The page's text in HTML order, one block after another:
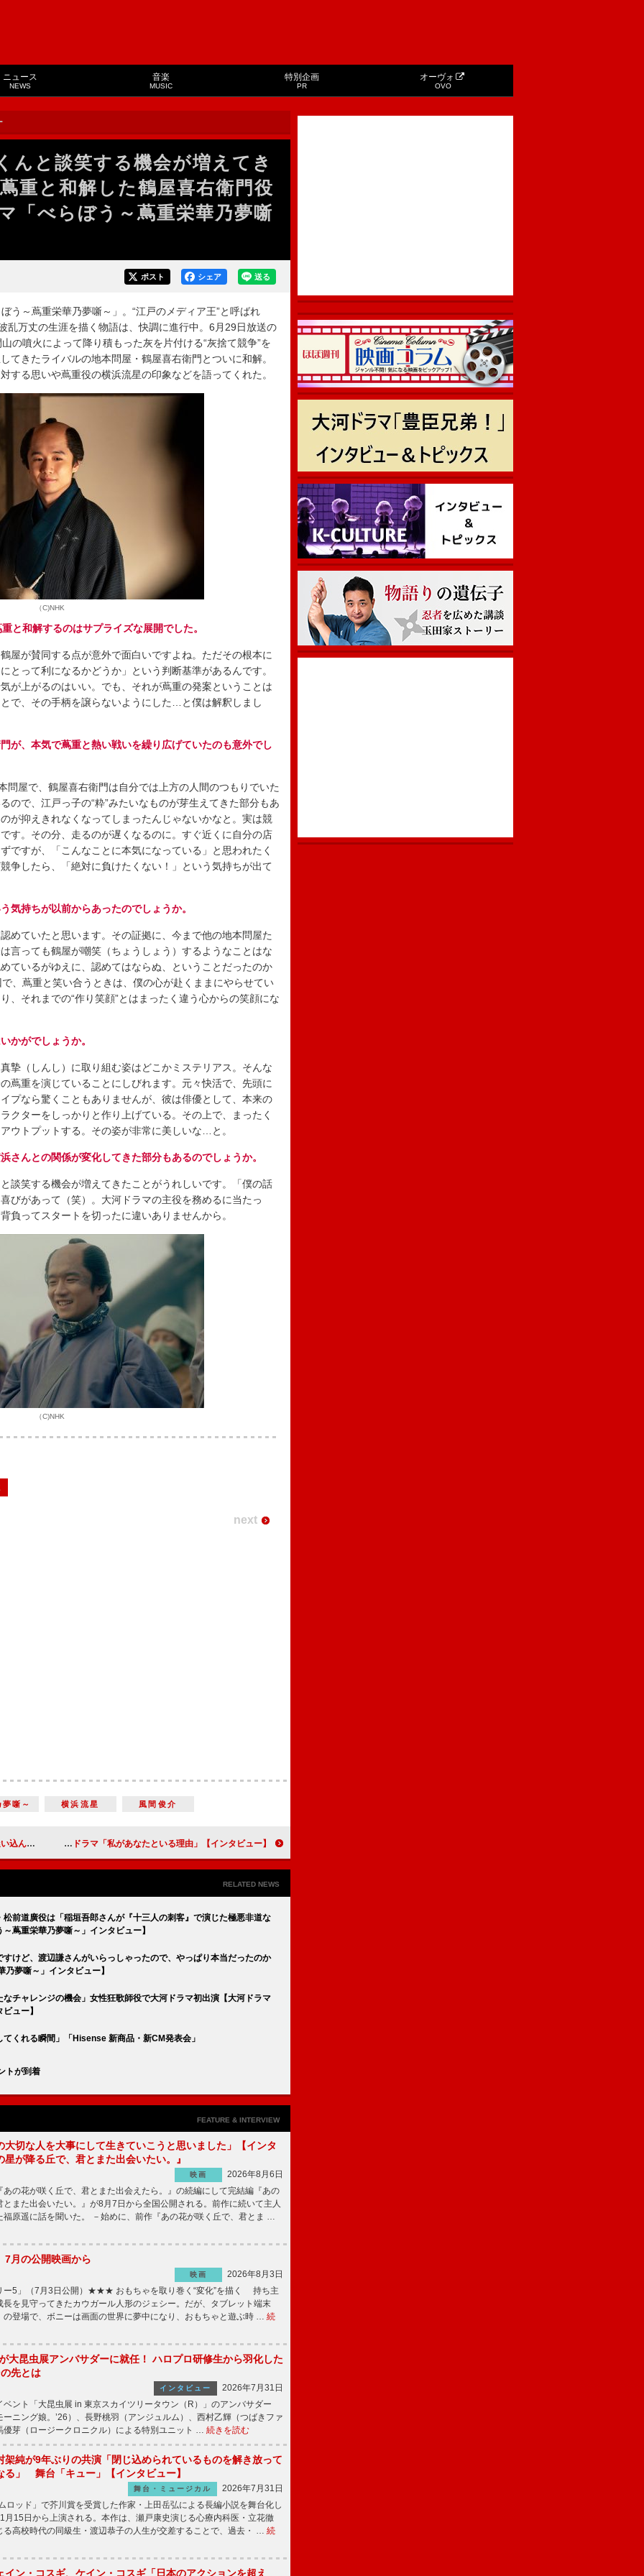
ニュース
NEWS
音楽
MUSIC
特別企画
PR
オーヴォ
OVO
んと談笑する機会が増えてき
重と和解した鶴屋喜右衛門役
「べらぼう～蔦重栄華乃夢噺
送る
シェア
ポスト
～蔦重栄華乃夢噺～」。“江戸のメディア王”と呼ばれ
乱万丈の生涯を描く物語は、快調に進行中。6月29日放送の
の噴火によって降り積もった灰を片付ける“灰捨て競争”を
てきたライバルの地本問屋・鶴屋喜右衛門とついに和解。
する思いや蔦重役の横浜流星の印象などを語ってくれた。
（C)NHK
と和解するのはサプライズな展開でした。
が賛同する点が意外で面白いですよね。ただその根本に
とって利になるかどうか」という判断基準があるんです。
が上がるのはいい。でも、それが蔦重の発案ということは
で、その手柄を譲らないようにした…と僕は解釈しまし
が、本気で蔦重と熱い戦いを繰り広げていたのも意外でし
屋で、鶴屋喜右衛門は自分では上方の人間のつもりでいた
ので、江戸っ子の“粋”みたいなものが芽生えてきた部分もあ
が抑えきれなくなってしまったんじゃないかなと。実は競
す。その分、走るのが遅くなるのに。すぐ近くに自分の店
ですが、「こんなことに本気になっている」と思われたく
争したら、「絶対に負けたくない！」という気持ちが出て
気持ちが以前からあったのでしょうか。
ていたと思います。その証拠に、今まで他の地本問屋た
言っても鶴屋が嘲笑（ちょうしょう）するようなことはな
ているがゆえに、認めてはならぬ、ということだったのか
、蔦重と笑い合うときは、僕の心が赴くままにやらせてい
、それまでの“作り笑顔”とはまったく違う心からの笑顔にな
かがでしょうか。
（しんし）に取り組む姿はどこかミステリアス。そんな
蔦重を演じていることにしびれます。元々快活で、先頭に
プなら驚くこともありませんが、彼は俳優として、本来の
クターをしっかりと作り上げている。その上で、まったく
ウトプットする。その姿が非常に美しいな…と。
さんとの関係が変化してきた部分もあるのでしょうか。
笑する機会が増えてきたことがうれしいです。「僕の話
びがあって（笑）。大河ドラマの主役を務めるに当たっ
負ってスタートを切ったに違いありませんから。
（C)NHK
next
噺～ 横浜流星 風間俊介
血族』【インタビュー】 蓮佛美沙子&溝端淳平「カップルや夫婦が“愛の形”を見直すきっかけになれたら」 グアムで撮影した新ドラマ「私があなたといる理由」【インタビュー】
RELATED NEWS
前道廣役は「稲垣吾郎さんが『十三人の刺客』で演じた極悪非道な
蔦重栄華乃夢噺～」インタビュー】
けど、渡辺謙さんがいらっしゃったので、やっぱり本当だったのか
夢噺～」インタビュー】
チャレンジの機会」女性狂歌師役で大河ドラマ初出演【大河ドラマ
ュー】
くれる瞬間」「Hisense 新商品・新CM発表会」
トが到着
FEATURE & INTERVIEW
大切な人を大事にして生きていこうと思いました」【インタ
星が降る丘で、君とまた出会いたい。』
映画
2026年8月6日
の花が咲く丘で、君とまた出会えたら。』の続編にして完結編『あの
とまた出会いたい。』が8月7日から全国公開される。前作に続いて主人
福原遥に話を聞いた。 －始めに、前作『あの花が咲く丘で、君とま …
7月の公開映画から
映画
2026年8月3日
ー5」（7月3日公開）★★★ おもちゃを取り巻く“変化”を描く 持ち主
長を見守ってきたカウガール人形のジェシー。だが、タブレット端末
の登場で、ボニーは画面の世界に夢中になり、おもちゃと遊ぶ時 … 続
大昆虫展アンバサダーに就任！ ハロプロ研修生から羽化した
先とは
インタビュー
2026年7月31日
ント「大昆虫展 in 東京スカイツリータウン（R）」のアンバサダー
ーニング娘。’26）、長野桃羽（アンジュルム）、西村乙輝（つばきファ
優芽（ロージークロニクル）による特別ユニット … 続きを読む
架純が9年ぶりの共演「閉じ込められているものを解き放って
る」 舞台「キュー」【インタビュー】
舞台・ミュージカル
2026年7月31日
ッド」で芥川賞を受賞した作家・上田岳弘による長編小説を舞台化し
月15日から上演される。本作は、瀬戸康史演じる心療内科医・立花徹
る高校時代の同級生・渡辺恭子の人生が交差することで、過去・ … 続
イン・コスギ、ケイン・コスギ「日本のアクションを超え